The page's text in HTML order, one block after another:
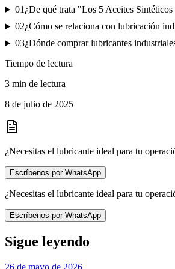
01¿De qué trata "Los 5 Aceites
02¿Cómo se relaciona con lubricación
03¿Dónde comprar lubricantes
Tiempo de lectura
3 min de lectura
8 de julio de 2025
¿Necesitas el lubricante ideal para tu
Escríbenos por WhatsApp
¿Necesitas el lubricante ideal para tu
Escríbenos por WhatsApp
Sigue leyendo